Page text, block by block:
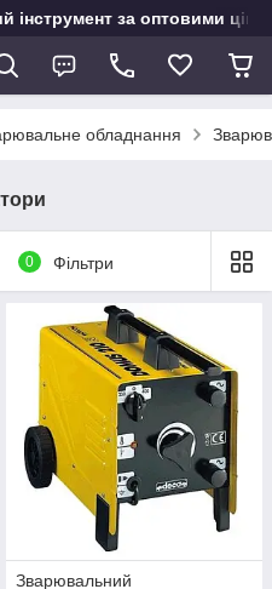
інструмент за оптовими
обладнання
0 Фільтри
Зварювальний